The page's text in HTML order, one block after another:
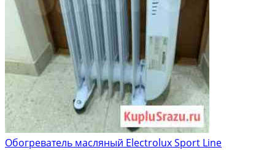
Обогреватель масляный Electrolux Sport Line